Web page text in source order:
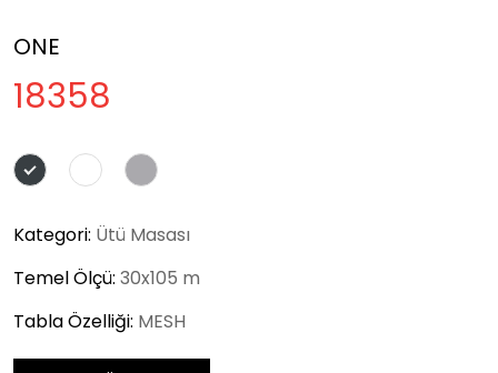
ONE
18358
Kategori: Ütü Masası
Temel Ölçü: 30x105 m
Tabla Özelliği: MESH